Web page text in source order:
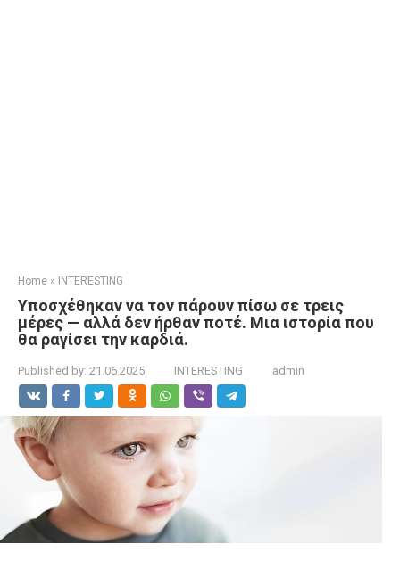
Home » INTERESTING
Υποσχέθηκαν να τον πάρουν πίσω σε τρεις
μέρες — αλλά δεν ήρθαν ποτέ. Μια ιστορία που
θα ραγίσει την καρδιά.
Published by: 21.06.2025 INTERESTING admin